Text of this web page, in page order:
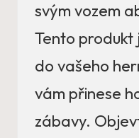
svým vozem
Tento produkt
do vašeho
vám přinese
zábavy.